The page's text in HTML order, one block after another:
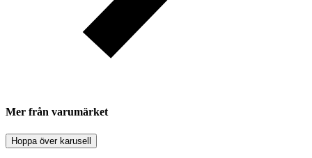
Mer från varumärket
Hoppa över karusell